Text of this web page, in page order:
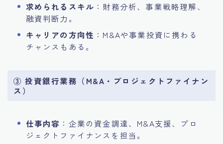
求められるスキル ：財務分析、事業戦略理解、
融資判断力。
キャリアの方向性 ：M&Aや事業投資に携わる
チャンスもある。
③ 投資銀行業務（M&A・プロジェクトファイナン
ス）
仕事内容 ：企業の資金調達、M&A支援、プロ
ジェクトファイナンスを担当。